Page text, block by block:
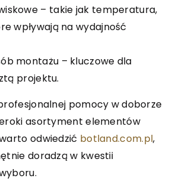
– takie jak temperatura,
wpływają na wydajność
montażu – kluczowe dla
projektu.
pomocy w doborze
asortyment elementów
odwiedzić botland.com.pl,
doradzą w kwestii